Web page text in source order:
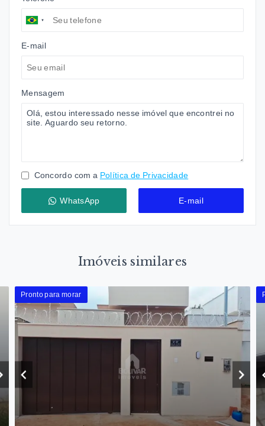
E-mail
Mensagem
Concordo com a Política de Privacidade
WhatsApp E-mail
Imóveis similares
Pronto para morar